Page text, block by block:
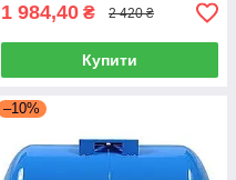
1 984,40 ₴ 2 420 ₴
Купити
–10%